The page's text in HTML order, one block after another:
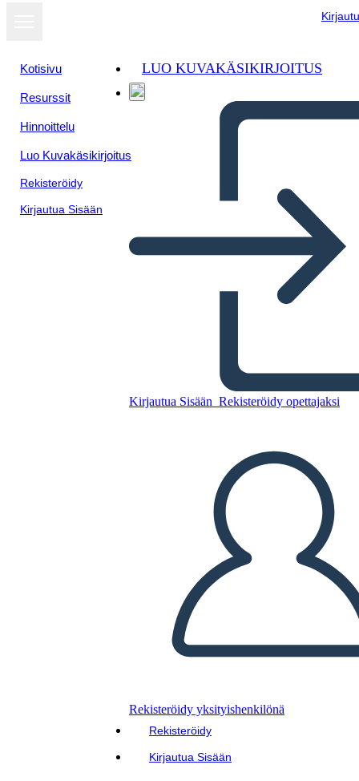
Kotisivu
Resurssit
Hinnoittelu
Luo Kuvakäsikirjoitus
Rekisteröidy
Kirjautua Sisään
LUO KUVAKÄSIKIRJOITUS
Kirjautua Sisään Rekisteröidy opettajaksi
Rekisteröidy yksityishenkilönä
Rekisteröidy
Kirjautua Sisään
Kopioi tämä kuvakäsikirjoitus
TOISTA DIAESITYS
LUE MINULLE
Näytä
diaesityksenä